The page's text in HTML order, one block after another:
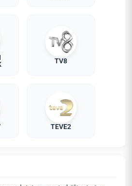
TV8
TEVE2